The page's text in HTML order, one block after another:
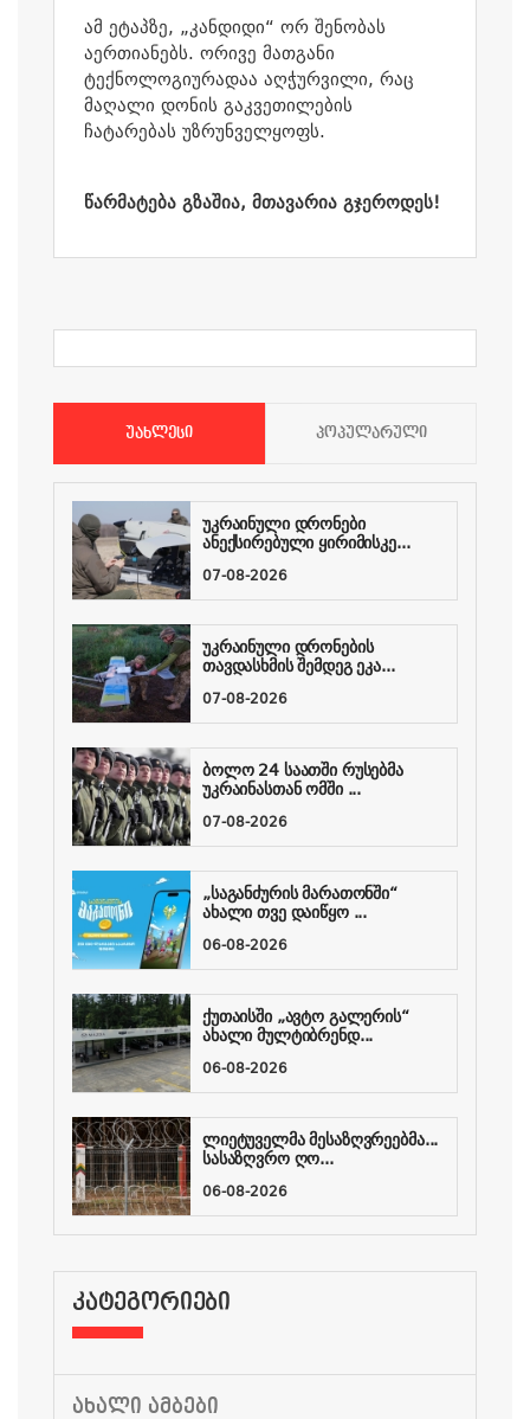
ამ ეტაპზე, „კანდიდი“ ორ შენობას
აერთიანებს. ორივე მათგანი
ტექნოლოგიურადაა აღჭურვილი, რაც
მაღალი დონის გაკვეთილების
ჩატარებას უზრუნველყოფს.
წარმატება გზაშია, მთავარია გჯეროდეს!
ᲣᲐᲮᲚᲔᲡᲘ ᲞᲝᲞᲣᲚᲐᲠᲣᲚᲘ
უკრაინული დრონები
ანექსირებული ყირიმისკე...
07-08-2026
უკრაინული დრონების
თავდასხმის შემდეგ ეკა...
07-08-2026
ბოლო 24 საათში რუსებმა
უკრაინასთან ომში ...
07-08-2026
„საგანძურის მარათონში“
ახალი თვე დაიწყო ...
06-08-2026
ქუთაისში „ავტო გალერის“
ახალი მულტიბრენდ...
06-08-2026
ლიეტუველმა მესაზღვრეებმა...
სასაზღვრო ღო...
06-08-2026
ᲙᲐᲢᲔᲒᲝᲠᲘᲔᲑᲘ
ᲐᲮᲐᲚᲘ ᲐᲛᲑᲔᲑᲘ